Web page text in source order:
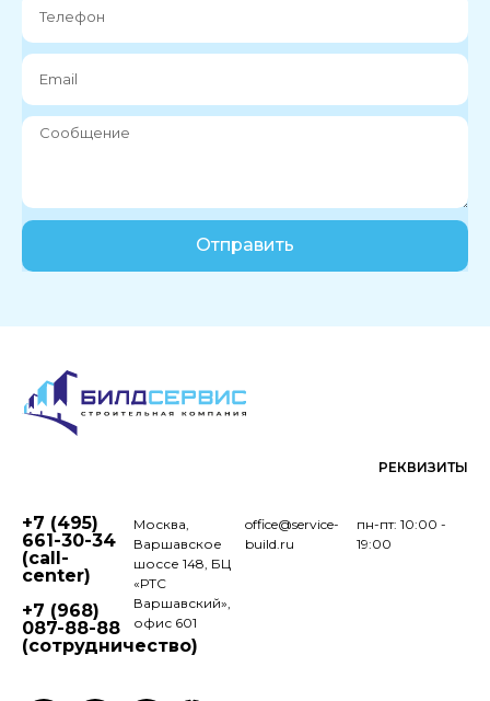
Отправить
РЕКВИЗИТЫ
+7 (495)
661-30-34
(call-
center)
+7 (968)
087-88-88
(сотрудничество)
Москва,
Варшавское
шоссе 148, БЦ
«РТС
Варшавский»,
офис 601
пн-пт: 10:00 -
19:00
office@service-
build.ru